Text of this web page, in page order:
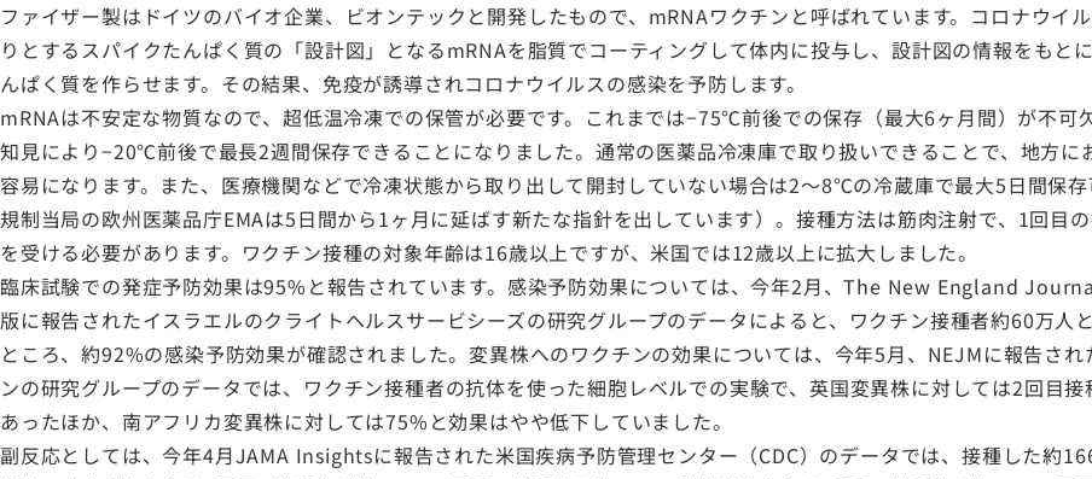
ファイザー製はドイツのバイオ企業、ビオンテックと開発したもので、mRNAワクチンと呼ばれています。コロナウイ
りとするスパイクたんぱく質の「設計図」となるmRNAを脂質でコーティングして体内に投与し、設計図の情報をもと
んぱく質を作らせます。その結果、免疫が誘導されコロナウイルスの感染を予防します。
mRNAは不安定な物質なので、超低温冷凍での保管が必要です。これまでは−75℃前後での保存（最大6ヶ月間）が不可
知見により−20℃前後で最長2週間保存できることになりました。通常の医薬品冷凍庫で取り扱いできることで、地方に
容易になります。また、医療機関などで冷凍状態から取り出して開封していない場合は2〜8℃の冷蔵庫で最大5日間保
規制当局の欧州医薬品庁EMAは5日間から1ヶ月に延ばす新たな指針を出しています）。接種方法は筋肉注射で、1回目
を受ける必要があります。ワクチン接種の対象年齢は16歳以上ですが、米国では12歳以上に拡大しました。
臨床試験での発症予防効果は95%と報告されています。感染予防効果については、今年2月、The New England
版に報告されたイスラエルのクライトヘルスサービシーズの研究グループのデータによると、ワクチン接種者約60万人
ところ、約92%の感染予防効果が確認されました。変異株へのワクチンの効果については、今年5月、NEJMに報告さ
ンの研究グループのデータでは、ワクチン接種者の抗体を使った細胞レベルでの実験で、英国変異株に対しては2回目
あったほか、南アフリカ変異株に対しては75%と効果はやや低下していました。
副反応としては、今年4月JAMA Insightsに報告された米国疾病予防管理センター（CDC）のデータでは、接種した約